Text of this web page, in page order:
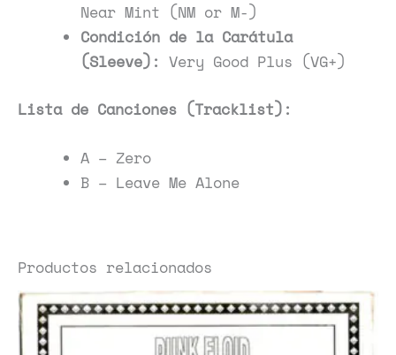
Near Mint (NM or M-)
Condición de la Carátula
(Sleeve): Very Good Plus (VG+)
Lista de Canciones (Tracklist):
A – Zero
B – Leave Me Alone
Productos relacionados